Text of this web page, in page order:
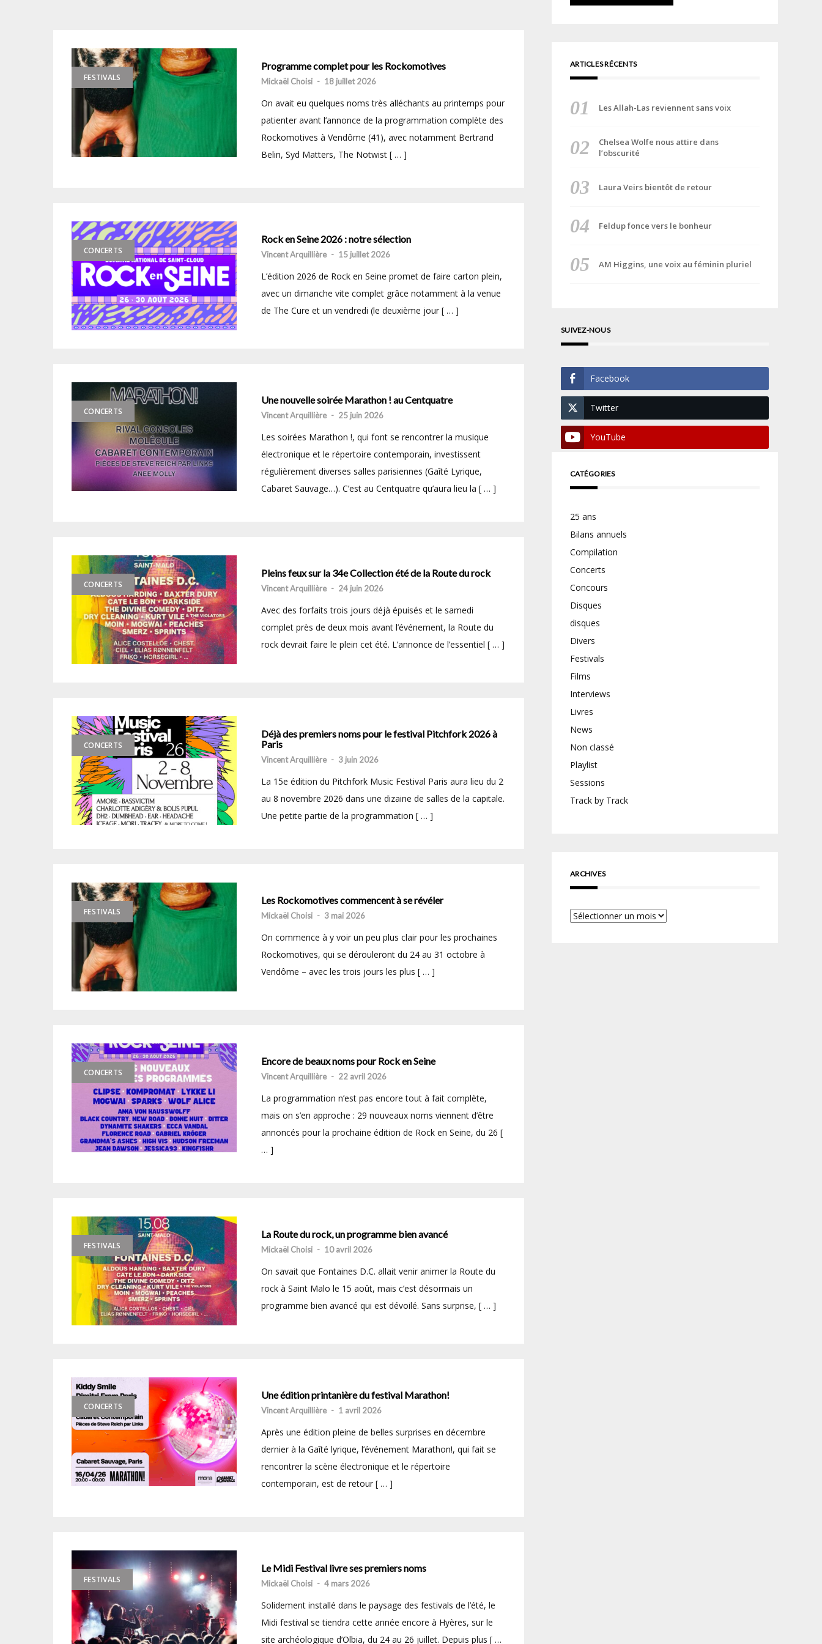
FESTIVALS
Programme complet pour les Rockomotives
Mickaël Choisi - 18 juillet 2026
On avait eu quelques noms très alléchants au printemps pour
patienter avant l’annonce de la programmation complète des
Rockomotives à Vendôme (41), avec notamment Bertrand
Belin, Syd Matters, The Notwist [ … ]
CONCERTS
Rock en Seine 2026 : notre sélection
Vincent Arquillière - 15 juillet 2026
L’édition 2026 de Rock en Seine promet de faire carton plein,
avec un dimanche vite complet grâce notamment à la venue
de The Cure et un vendredi (le deuxième jour [ … ]
CONCERTS
Une nouvelle soirée Marathon ! au Centquatre
Vincent Arquillière - 25 juin 2026
Les soirées Marathon !, qui font se rencontrer la musique
électronique et le répertoire contemporain, investissent
régulièrement diverses salles parisiennes (Gaîté Lyrique,
Cabaret Sauvage…). C’est au Centquatre qu’aura lieu la [ … ]
CONCERTS
Pleins feux sur la 34e Collection été de la Route du rock
Vincent Arquillière - 24 juin 2026
Avec des forfaits trois jours déjà épuisés et le samedi
complet près de deux mois avant l’événement, la Route du
rock devrait faire le plein cet été. L’annonce de l’essentiel [ … ]
CONCERTS
Déjà des premiers noms pour le festival Pitchfork 2026 à
Paris
Vincent Arquillière - 3 juin 2026
La 15e édition du Pitchfork Music Festival Paris aura lieu du 2
au 8 novembre 2026 dans une dizaine de salles de la capitale.
Une petite partie de la programmation [ … ]
FESTIVALS
Les Rockomotives commencent à se révéler
Mickaël Choisi - 3 mai 2026
On commence à y voir un peu plus clair pour les prochaines
Rockomotives, qui se dérouleront du 24 au 31 octobre à
Vendôme – avec les trois jours les plus [ … ]
CONCERTS
Encore de beaux noms pour Rock en Seine
Vincent Arquillière - 22 avril 2026
La programmation n’est pas encore tout à fait complète,
mais on s’en approche : 29 nouveaux noms viennent d’être
annoncés pour la prochaine édition de Rock en Seine, du 26 [
… ]
FESTIVALS
La Route du rock, un programme bien avancé
Mickaël Choisi - 10 avril 2026
On savait que Fontaines D.C. allait venir animer la Route du
rock à Saint Malo le 15 août, mais c’est désormais un
programme bien avancé qui est dévoilé. Sans surprise, [ … ]
CONCERTS
Une édition printanière du festival Marathon!
Vincent Arquillière - 1 avril 2026
Après une édition pleine de belles surprises en décembre
dernier à la Gaîté lyrique, l’événement Marathon!, qui fait se
rencontrer la scène électronique et le répertoire
contemporain, est de retour [ … ]
FESTIVALS
Le Midi Festival livre ses premiers noms
Mickaël Choisi - 4 mars 2026
Solidement installé dans le paysage des festivals de l’été, le
Midi festival se tiendra cette année encore à Hyères, sur le
site archéologique d’Olbia, du 24 au 26 juillet. Depuis plus [ …
ARTICLES RÉCENTS
Les Allah-Las reviennent sans voix
Chelsea Wolfe nous attire dans
l’obscurité
Laura Veirs bientôt de retour
Feldup fonce vers le bonheur
AM Higgins, une voix au féminin pluriel
SUIVEZ-NOUS
Facebook
Twitter
YouTube
CATÉGORIES
25 ans
Bilans annuels
Compilation
Concerts
Concours
Disques
disques
Divers
Festivals
Films
Interviews
Livres
News
Non classé
Playlist
Sessions
Track by Track
ARCHIVES
Archives